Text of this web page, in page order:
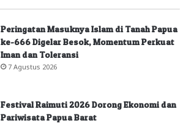
Peringatan Masuknya Islam di Tanah Papua
ke-666 Digelar Besok, Momentum Perkuat
Iman dan Toleransi
7 Agustus 2026
Festival Raimuti 2026 Dorong Ekonomi dan
Pariwisata Papua Barat